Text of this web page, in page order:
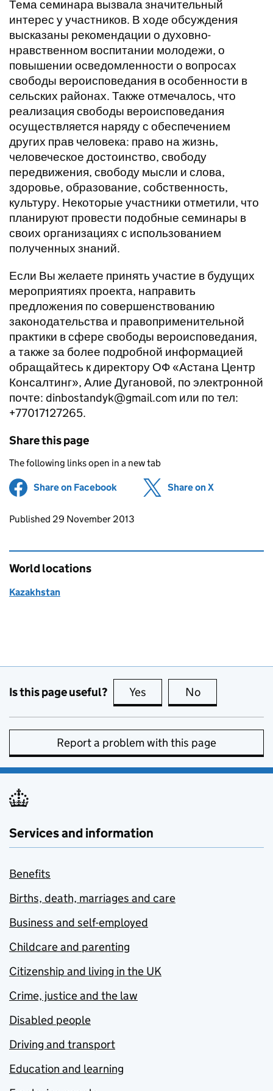
Тема семинара вызвала значительный
интерес у участников. В ходе обсуждения
высказаны рекомендации о духовно-
нравственном воспитании молодежи, о
повышении осведомленности о вопросах
свободы вероисповедания в особенности в
сельских районах. Также отмечалось, что
реализация свободы вероисповедания
осуществляется наряду с обеспечением
других прав человека: право на жизнь,
человеческое достоинство, свободу
передвижения, свободу мысли и слова,
здоровье, образование, собственность,
культуру. Некоторые участники отметили, что
планируют провести подобные семинары в
своих организациях с использованием
полученных знаний.
Если Вы желаете принять участие в будущих
мероприятиях проекта, направить
предложения по совершенствованию
законодательства и правоприменительной
практики в сфере свободы вероисповедания,
а также за более подробной информацией
обращайтесь к директору ОФ «Астана Центр
Консалтинг», Алие Дугановой, по электронной
почте: dinbostandyk@gmail.com или по тел:
+77017127265.
Share this page
The following links open in a new tab
Share on Facebook (opens in new tab)
Share on X
Updates to this page
Published 29 November 2013
World locations
Kazakhstan
Is this page useful? Yes this page is useful
No
Report a problem with this page
Services and information
Benefits
Births, death, marriages and care
Business and self-employed
Childcare and parenting
Citizenship and living in the UK
Crime, justice and the law
Disabled people
Driving and transport
Education and learning